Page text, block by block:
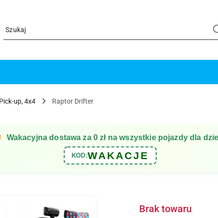
up, 4x4 Raptor Drifter
Wakacyjna dostawa za 0 zł na wszystkie pojazdy dla
KOD:WAKACJE
Brak towaru